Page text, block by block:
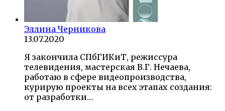
Эллина Черникова
13.07.2020
Я закончила СПбГИКиТ, режиссура
телевидения, мастерская В.Г. Нечаева,
работаю в сфере видеопроизводства,
курирую проекты на всех этапах создания:
от разработки…